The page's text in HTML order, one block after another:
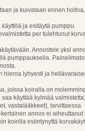
ja kuivataan ennen
ja esitäytä pumppu.
per tulehtunut
Annostele yksi
pumppauksella.
hieroa lyhyesti ja
joissa koiralla on
käyttää kylmää
vastalääkkeet), tarvittaessa
annos ei
koirilla esiintynyttä